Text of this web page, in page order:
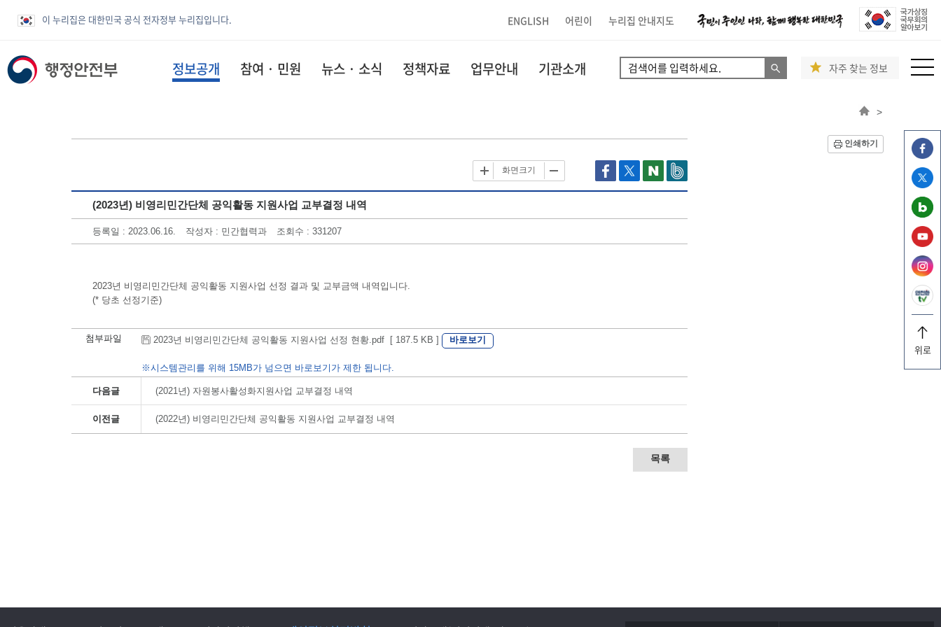
이 누리집은 대한민국 공식 전자정부 누리집입니다. ENGLISH 어린이 누리집 안내지도
위로
정보공개 참여 · 민원 뉴스 · 소식 정책자료 업무안내 기관소개 자주 찾는 정보
>
인쇄하기
화면크기
(2023년) 비영리민간단체 공익활동 지원사업 교부결정 내역
등록일 : 2023.06.16. 작성자 : 민간협력과 조회수 : 331207
2023년 비영리민간단체 공익활동 지원사업 선정 결과 및 교부금액 내역입니다.
(* 당초 선정기준)
첨부파일 2023년 비영리민간단체 공익활동 지원사업 선정 현황.pdf [ 187.5 KB ] 바로보기
※시스템관리를 위해 15MB가 넘으면 바로보기가 제한 됩니다.
다음글 (2021년) 자원봉사활성화지원사업 교부결정 내역
이전글 (2022년) 비영리민간단체 공익활동 지원사업 교부결정 내역
목록